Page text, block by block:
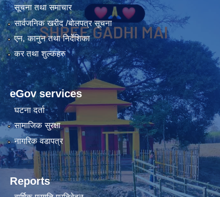
सूचना तथा समाचार
सार्वजनिक खरीद /बोलपत्र सूचना
एन, कानुन तथा निर्देशिका
कर तथा शुल्कहरु
eGov services
घटना दर्ता
सामाजिक सुरक्षा
नागरिक वडापत्र
Reports